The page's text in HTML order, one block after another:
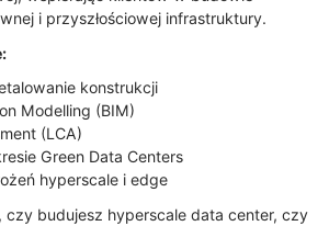
i przyszłościowej infrastruktury.
konstrukcji
Modelling (BIM)
(LCA)
Green Data Centers
hyperscale i edge
czy budujesz hyperscale data center, czy